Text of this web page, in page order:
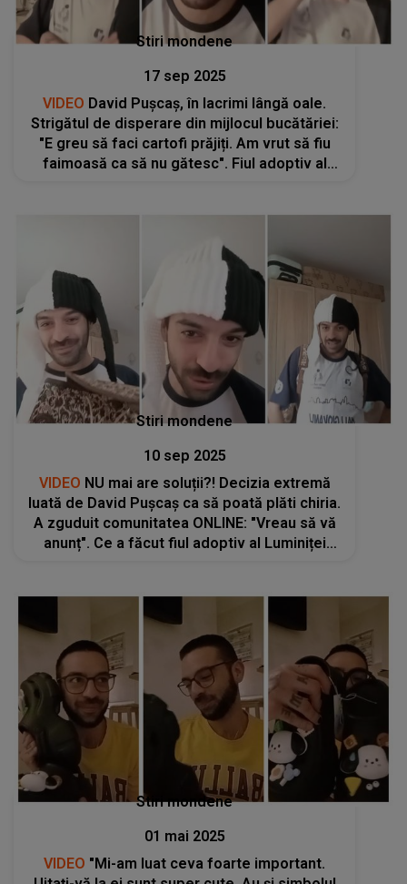
Stiri mondene
17 sep 2025
VIDEO David Pușcaș, în lacrimi lângă oale.
Strigătul de disperare din mijlocul bucătăriei:
"E greu să faci cartofi prăjiți. Am vrut să fiu
faimoasă ca să nu gătesc". Fiul adoptiv al
Stiri mondene
10 sep 2025
VIDEO NU mai are soluții?! Decizia extremă
luată de David Pușcaș ca să poată plăti chiria.
A zguduit comunitatea ONLINE: "Vreau să vă
anunț". Ce a făcut fiul adoptiv al Luminiței
Stiri mondene
01 mai 2025
VIDEO "Mi-am luat ceva foarte important.